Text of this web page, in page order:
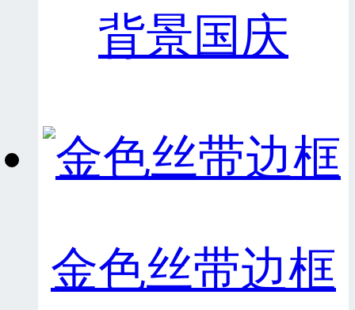
背景国庆
金色丝带边框